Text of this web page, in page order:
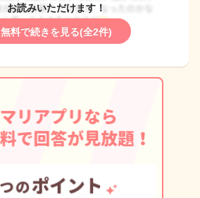
お読みいただけます！
無料で続きを見る(全2件)